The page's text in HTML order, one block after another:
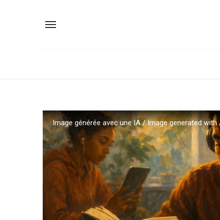
Image générée avec une IA / Image generated with